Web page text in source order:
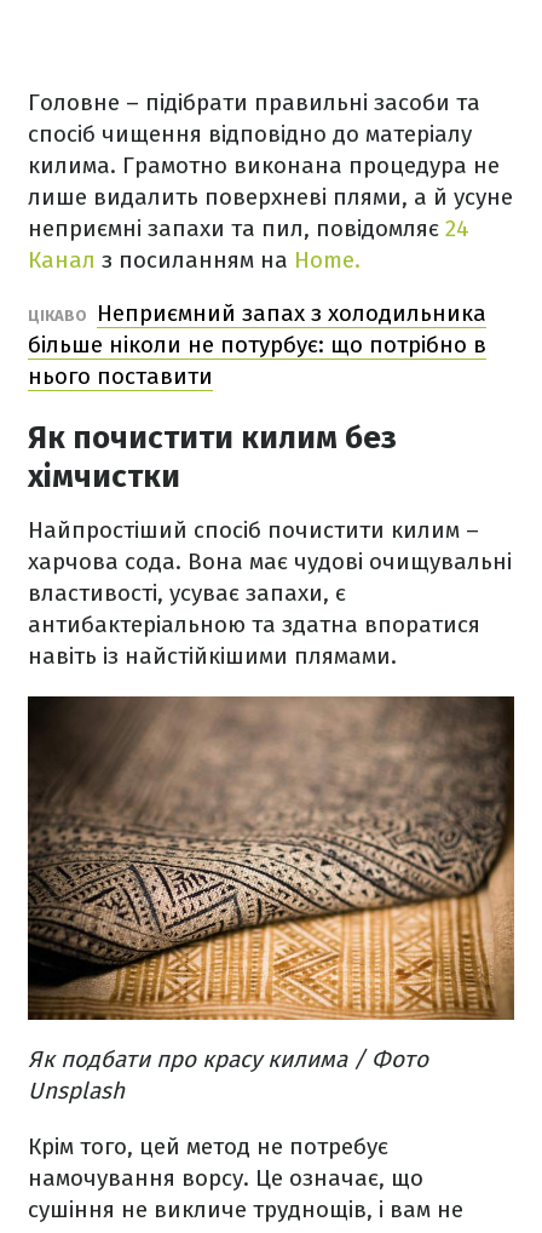
Головне – підібрати правильні засоби та
спосіб чищення відповідно до матеріалу
килима. Грамотно виконана процедура не
лише видалить поверхневі плями, а й усуне
неприємні запахи та пил, повідомляє 24
Канал з посиланням на Home.
ЦІКАВО
Неприємний запах з холодильника
більше ніколи не потурбує: що потрібно в
нього поставити
Як почистити килим без
хімчистки
Найпростіший спосіб почистити килим –
харчова сода. Вона має чудові очищувальні
властивості, усуває запахи, є
антибактеріальною та здатна впоратися
навіть із найстійкішими плямами.
Як подбати про красу килима / Фото
Unsplash
Крім того, цей метод не потребує
намочування ворсу. Це означає, що
сушіння не викличе труднощів, і вам не